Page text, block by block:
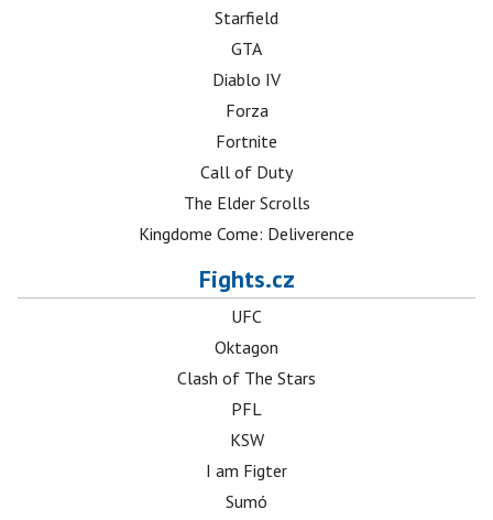
Starfield
GTA
Diablo IV
Forza
Fortnite
Call of Duty
The Elder Scrolls
Kingdome Come: Deliverence
Fights.cz
UFC
Oktagon
Clash of The Stars
PFL
KSW
I am Figter
Sumó